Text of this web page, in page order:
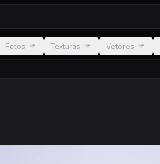
Fotos Texturas Vetores